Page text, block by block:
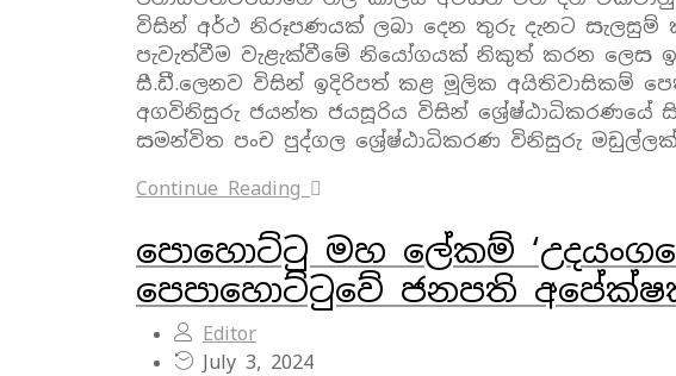
විසින් අර්ථ නිරූපණයක් ලබා දෙන තුරු දැනට සැලසුම්
පැවැත්වීම වැළැක්වීමේ නියෝගයක් නිකුත් කරන ලෙස
සී.ඩී.ලෙනව විසින් ඉදිරිපත් කළ මූලික අයිතිවාසිකම්
අගවිනිසුරු ජයන්ත ජයසූරිය විසින් ශ්‍රේෂ්ඨාධිකරණයේ
සමන්විත පංච පුද්ගල ශ්‍රේෂ්ඨාධිකරණ විනිසුරු
Continue Reading
පොහොට්ටු මහ ලේකම්
පෙපාහොට්ටුවේ ජනපති
Editor
July 3, 2024